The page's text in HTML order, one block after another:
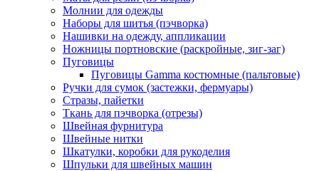
Молнии для одежды
Наборы для шитья (пэчворка)
Нашивки на одежду, аппликации
Ножницы портновские (раскройные, зиг-заг)
Пуговицы
Пуговицы Gamma костюмные (пальтовые)
Ручки для сумок (застежки, фермуары)
Стразы, пайетки
Ткань для пэчворка (отрезы)
Швейная фурнитура
Швейные нитки
Шкатулки, коробки для рукоделия
Шпульки для швейных машин